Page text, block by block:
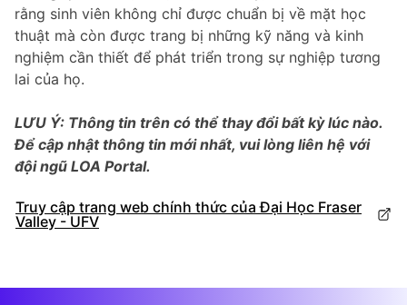
rằng sinh viên không chỉ được chuẩn bị về mặt học
thuật mà còn được trang bị những kỹ năng và kinh
nghiệm cần thiết để phát triển trong sự nghiệp tương
lai của họ.
LƯU Ý: Thông tin trên có thể thay đổi bất kỳ lúc nào.
Để cập nhật thông tin mới nhất, vui lòng liên hệ với
đội ngũ LOA Portal.
Truy cập trang web chính thức của Đại Học Fraser
Valley - UFV